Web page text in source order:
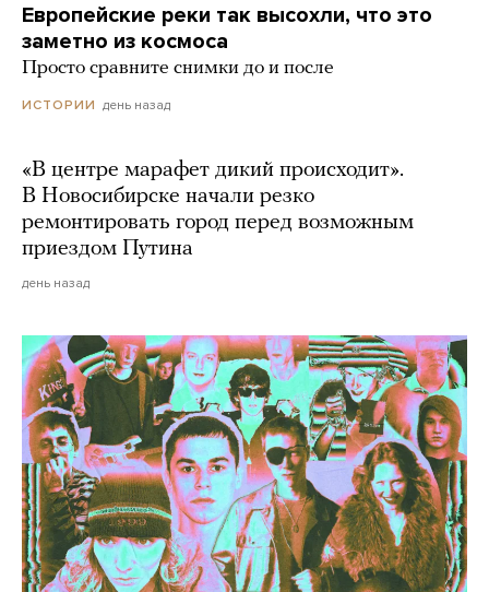
Европейские реки так высохли, что это
заметно из космоса
Просто сравните снимки до и после
ИСТОРИИ день назад
«В центре марафет дикий происходит».
В Новосибирске начали резко
ремонтировать город перед возможным
приездом Путина
день назад